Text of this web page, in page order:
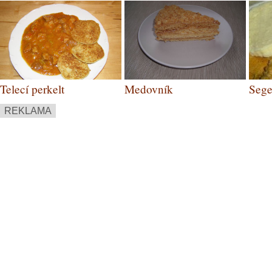
Telecí perkelt Medovník
REKLAMA